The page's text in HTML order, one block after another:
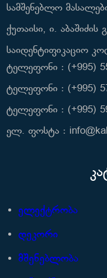
სამშენებლო
ქუთაისი, ი. აბაშიძის
საიდენტიფიკაციო
ტელეფონი : (+995)
ტელეფონი : (+995)
ტელეფონი : (+995)
ელ. ფოსტა :
ელექტრობა
დეკორი
მშენებლობა